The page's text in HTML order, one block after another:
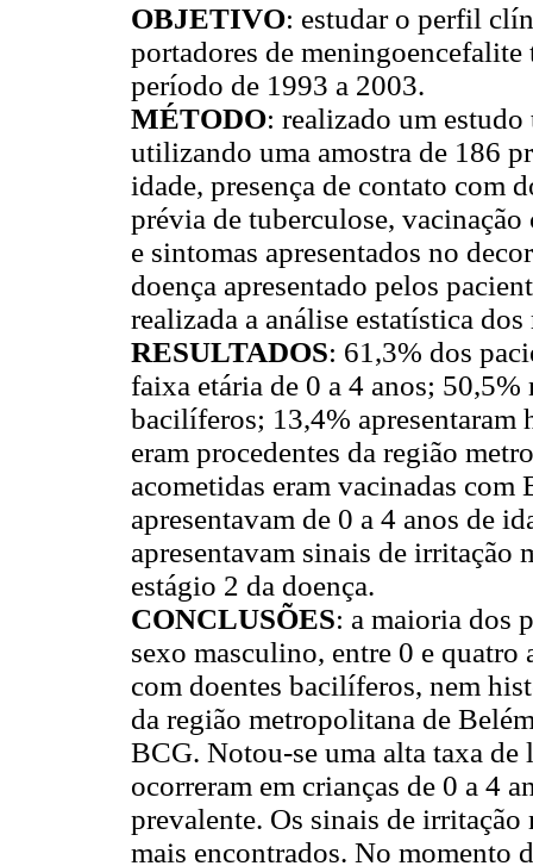
OBJETIVO: estudar o perfil
portadores de
período de 1993 a 2003.
MÉTODO: realizado um
utilizando uma amostra de 186
idade, presença de contato com
prévia de tuberculose,
e sintomas apresentados no
doença apresentado pelos
realizada a análise estatística
RESULTADOS: 61,3% dos
faixa etária de 0 a 4 anos; 50,5%
bacilíferos; 13,4%
eram procedentes da região
acometidas eram vacinadas
apresentavam de 0 a 4 anos de
apresentavam sinais de irritação
estágio 2 da doença.
CONCLUSÕES: a maioria dos
sexo masculino, entre 0 e quatro
com doentes bacilíferos, nem
da região metropolitana de
BCG. Notou-se uma alta taxa
ocorreram em crianças de 0 a 4
prevalente. Os sinais de
mais encontrados. No momento